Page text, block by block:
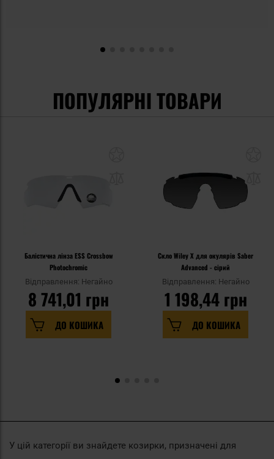
ПОПУЛЯРНІ ТОВАРИ
Балістична лінза ESS Crossbow
Photochromic
Відправлення: Негайно
8 741,01 грн
ДО КОШИКА
Скло Wiley X для окулярів Saber
Advanced - сірий
Відправлення: Негайно
1 198,44 грн
ДО КОШИКА
У цій категорії ви знайдете козирки, призначені для